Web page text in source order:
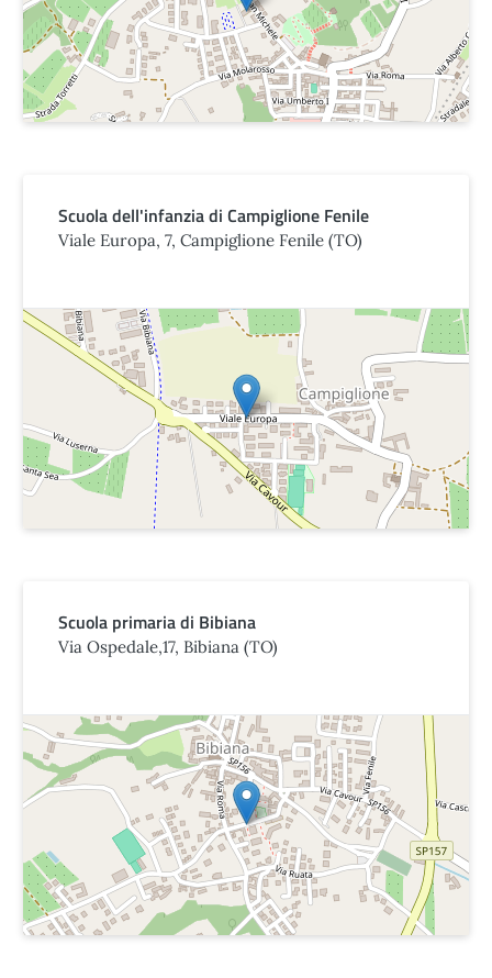
Scuola dell'infanzia di Campiglione Fenile
Viale Europa, 7, Campiglione Fenile (TO)
Scuola primaria di Bibiana
Via Ospedale,17, Bibiana (TO)